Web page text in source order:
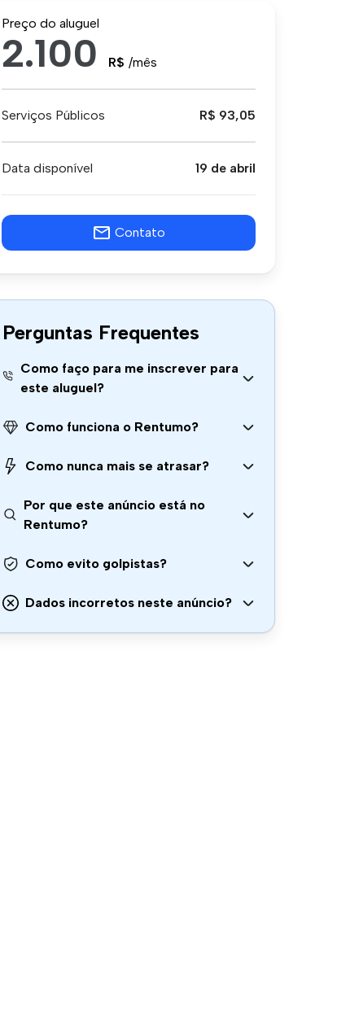
Preço do aluguel
2.100 R$ /mês
Serviços Públicos R$ 93,05
Data disponível 19 de abril
Contato
Perguntas Frequentes
Como faço para me inscrever para
este aluguel?
Como funciona o Rentumo?
Como nunca mais se atrasar?
Por que este anúncio está no
Rentumo?
Como evito golpistas?
Dados incorretos neste anúncio?